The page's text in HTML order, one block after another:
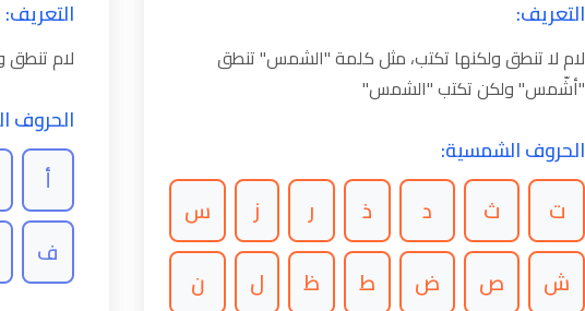
التعريف:
لام لا تنطق ولكنها تكتب، مثل كلمة "الشمس" تنطق
"أشّمس" ولكن تكتب "الشمس"
الحروف الشمسية:
ت ث د ذ ر ز
س
ش
ص ض ط ظ ل ن
التعريف:
لام تنطق
الحروف
أ
ف